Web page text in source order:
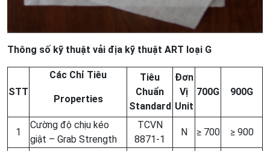
Thông số kỹ thuật vải địa kỹ thuật ART loại G
STT
Các Chỉ Tiêu
Properties
Tiêu
Chuẩn
Standard
Đơn
Vị
Unit
700G 900G
1
Cường độ chịu kéo
giật – Grab Strength
TCVN
8871-1
N ≥ 700 ≥ 900